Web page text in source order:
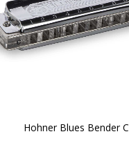
Hohner Blues Bender C